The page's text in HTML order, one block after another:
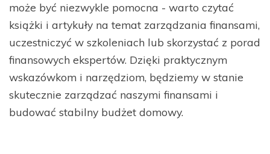
może być niezwykle pomocna - warto czytać
książki i artykuły na temat zarządzania finansami,
uczestniczyć w szkoleniach lub skorzystać z porad
finansowych ekspertów. Dzięki praktycznym
wskazówkom i narzędziom, będziemy w stanie
skutecznie zarządzać naszymi finansami i
budować stabilny budżet domowy.